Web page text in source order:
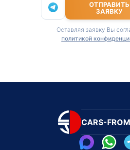
ОТПРАВИТЬ
ЗАЯВКУ
Оставляя заявку Вы
политикой
CARS-